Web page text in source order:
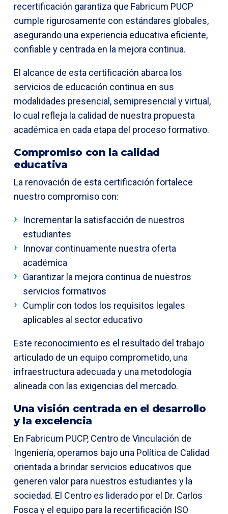
recertificación garantiza que Fabricum PUCP
cumple rigurosamente con estándares globales,
asegurando una experiencia educativa eficiente,
confiable y centrada en la mejora continua.
El alcance de esta certificación abarca los
servicios de educación continua en sus
modalidades presencial, semipresencial y virtual,
lo cual refleja la calidad de nuestra propuesta
académica en cada etapa del proceso formativo.
Compromiso con la calidad
educativa
La renovación de esta certificación fortalece
nuestro compromiso con:
Incrementar la satisfacción de nuestros
estudiantes
Innovar continuamente nuestra oferta
académica
Garantizar la mejora continua de nuestros
servicios formativos
Cumplir con todos los requisitos legales
aplicables al sector educativo
Este reconocimiento es el resultado del trabajo
articulado de un equipo comprometido, una
infraestructura adecuada y una metodología
alineada con las exigencias del mercado.
Una visión centrada en el desarrollo
y la excelencia
En Fabricum PUCP, Centro de Vinculación de
Ingeniería, operamos bajo una Política de Calidad
orientada a brindar servicios educativos que
generen valor para nuestros estudiantes y la
sociedad. El Centro es liderado por el Dr. Carlos
Fosca y el equipo para la recertificación ISO